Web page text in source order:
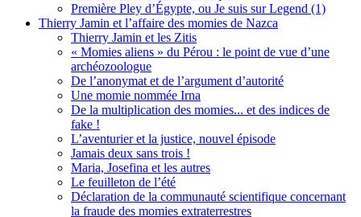
Première Pley d’Égypte, ou Je suis sur Legend (1)
Thierry Jamin et l’affaire des momies de Nazca
Thierry Jamin et les Zitis
« Momies aliens » du Pérou : le point de vue d’une
archéozoologue
De l’anonymat et de l’argument d’autorité
Une momie nommée Irna
De la multiplication des momies... et des indices de
fake !
L’aventurier et la justice, nouvel épisode
Jamais deux sans trois !
Maria, Josefina et les autres
Le feuilleton de l’été
Déclaration de la communauté scientifique concernant
la fraude des momies extraterrestres